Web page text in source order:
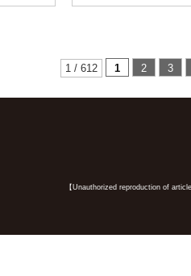
1 / 612 1 2 3
【Unauthorized reproduction of